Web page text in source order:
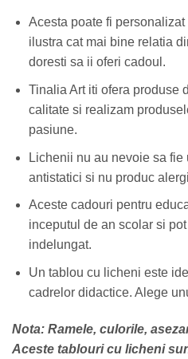
Acesta poate fi
ilustra cat mai bine relatia
doresti sa ii oferi cadoul.
Tinalia Art iti ofera produse
calitate si realizam
pasiune.
Lichenii nu au nevoie sa fie
antistatici si nu produc
Aceste cadouri pentru
inceputul de an scolar si
indelungat.
Un tablou cu licheni este
cadrelor didactice. Alege
Nota: Ramele, culorile,
Aceste tablouri cu licheni